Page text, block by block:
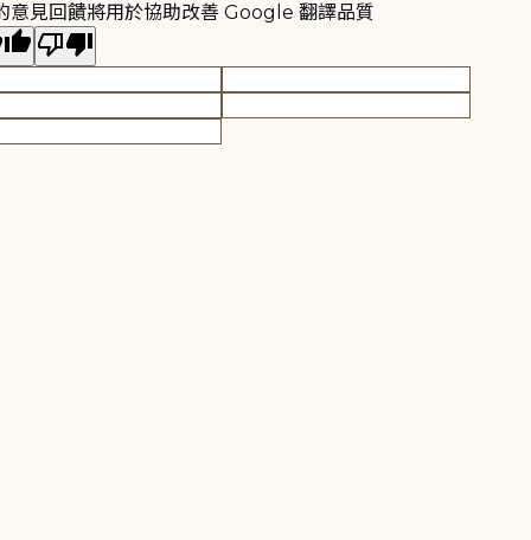
意見回饋將用於協助改善 Google 翻譯品質